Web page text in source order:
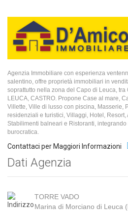
Agenzia Immobiliare con esperienza
salentino, offre proprietà immobiliari in
soprattutto nella zona del Capo di Leuca, tra
LEUCA, CASTRO. Propone Case al mare,
Villette, Ville di lusso con piscina, Masserie,
residenziali e turistici, Villaggi, Hotel, Resort,
Stabilimenti balneari e Ristoranti,
burocratica.
Contattaci per Maggiori Informazioni
Dati Agenzia
TORRE VADO
Marina di Morciano di Leuca